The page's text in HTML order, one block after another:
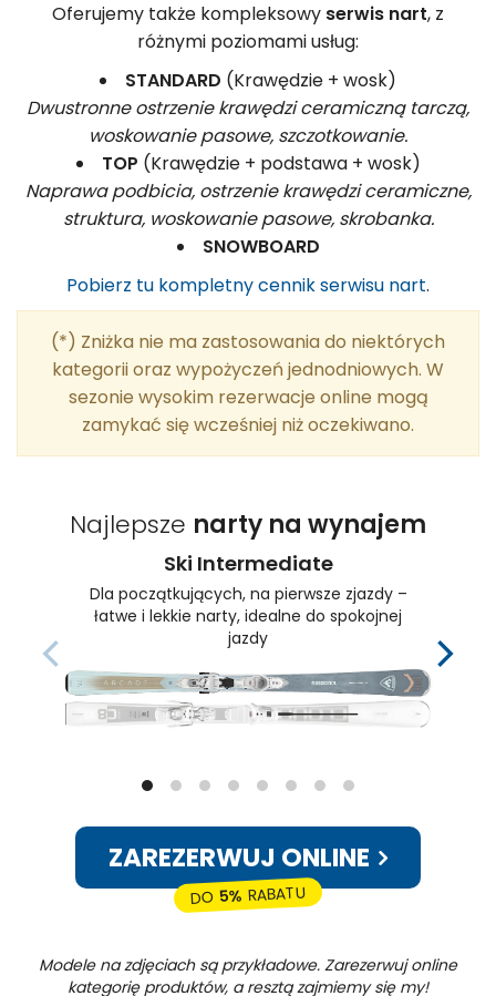
Oferujemy także kompleksowy serwis nart, z
różnymi poziomami usług:
STANDARD (Krawędzie + wosk)
Dwustronne ostrzenie krawędzi ceramiczną tarczą,
woskowanie pasowe, szczotkowanie.
TOP (Krawędzie + podstawa + wosk)
Naprawa podbicia, ostrzenie krawędzi ceramiczne,
struktura, woskowanie pasowe, skrobanka.
SNOWBOARD
Pobierz tu kompletny cennik serwisu nart.
(*) Zniżka nie ma zastosowania do niektórych
kategorii oraz wypożyczeń jednodniowych. W
sezonie wysokim rezerwacje online mogą
zamykać się wcześniej niż oczekiwano.
Najlepsze narty na wynajem
Ski Intermediate
Dla początkujących, na pierwsze zjazdy –
łatwe i lekkie narty, idealne do spokojnej
jazdy
ZAREZERWUJ ONLINE
DO5% RABATU
Modele na zdjęciach są przykładowe. Zarezerwuj online
kategorię produktów, a resztą zajmiemy się my!